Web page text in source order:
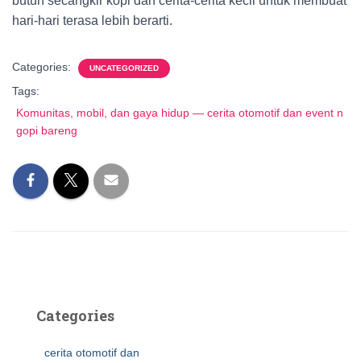
hari-hari terasa lebih berarti.
Categories: UNCATEGORIZED
Tags:
Komunitas, mobil, dan gaya hidup — cerita otomotif dan event n
gopi bareng
Categories
cerita otomotif dan